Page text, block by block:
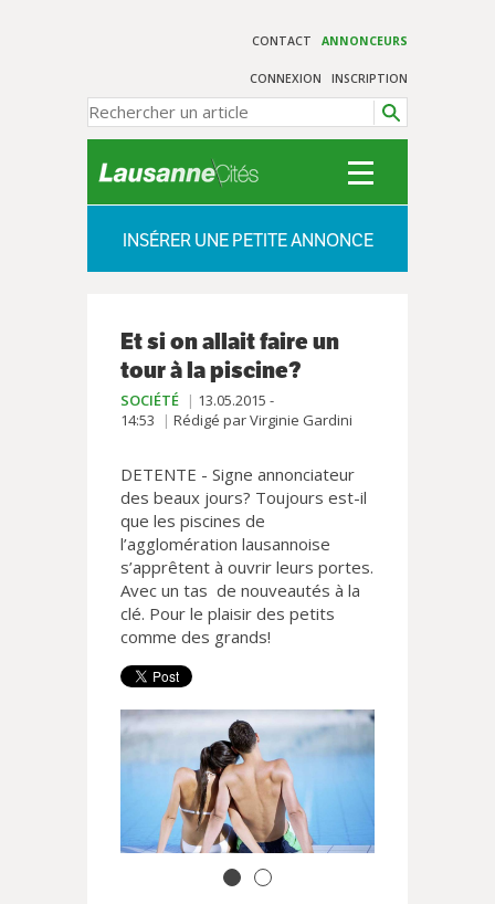
CONTACT ANNONCEURS
CONNEXION INSCRIPTION
INSÉRER UNE PETITE ANNONCE
Et si on allait faire un
tour à la piscine?
SOCIÉTÉ
13.05.2015 -
14:53
Rédigé par Virginie Gardini
DETENTE - Signe annonciateur
des beaux jours? Toujours est-il
que les piscines de
l’agglomération lausannoise
s’apprêtent à ouvrir leurs portes.
Avec un tas de nouveautés à la
clé. Pour le plaisir des petits
comme des grands!